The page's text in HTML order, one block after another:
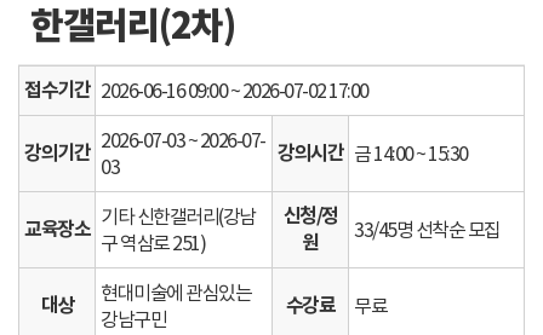
한갤러리(2차)
접수기간 2026-06-16 09:00 ~ 2026-07-02 17:00
강의기간 2026-07-03 ~ 2026-07-
03
강의시간 금 14:00 ~ 15:30
교육장소 기타 신한갤러리(강남
구 역삼로 251)
신청/정
원
33/45명 선착순 모집
대상
현대미술에 관심있는
강남구민
수강료 무료